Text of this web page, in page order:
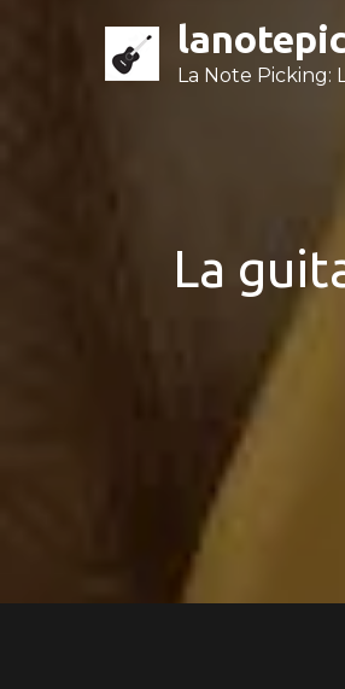
La Note Picking:
La